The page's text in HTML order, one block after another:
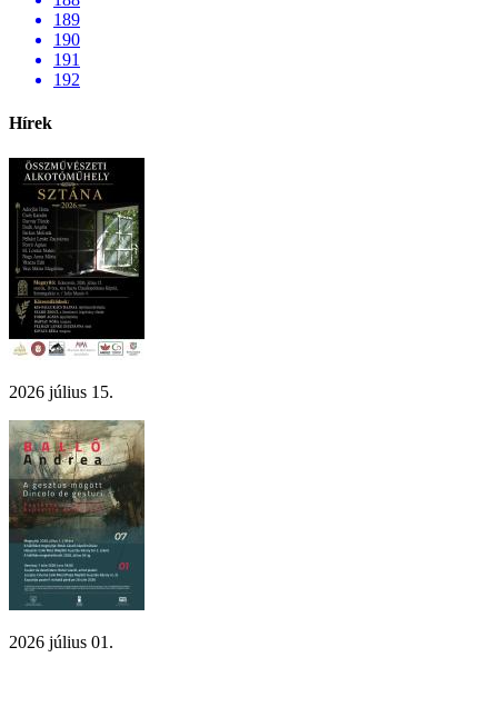
189
190
191
192
Hírek
2026 július 15.
2026 július 01.